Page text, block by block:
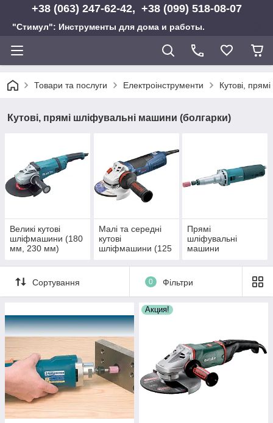
+38 (063) 247-62-42, +38 (099) 518-08-07
"Стимул": Инструменты для дома и работы.
Товари та послуги Електроінструменти Кутові,
Кутові, прямі шліфувальні машини (болгарки)
Великі кутові
шліфмашини (180
мм, 230 мм)
Малі та середні
кутові
шліфмашини (125
Прямі
шліфувальні
машини
Сортування 0 Фільтри
Акция!